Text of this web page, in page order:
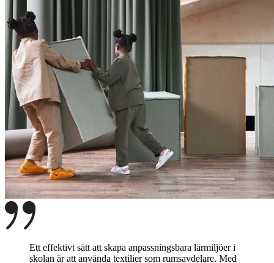
Ett effektivt sätt att skapa anpassningsbara lärmiljöer i
skolan är att använda textilier som rumsavdelare. Med